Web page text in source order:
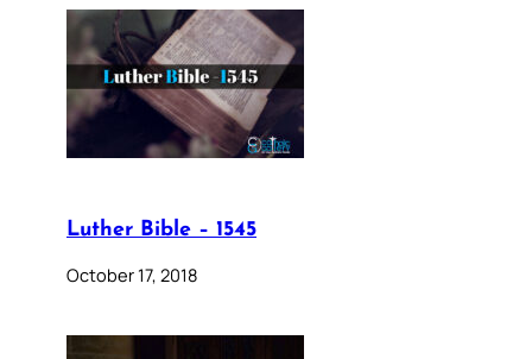
Luther Bible – 1545
October 17, 2018